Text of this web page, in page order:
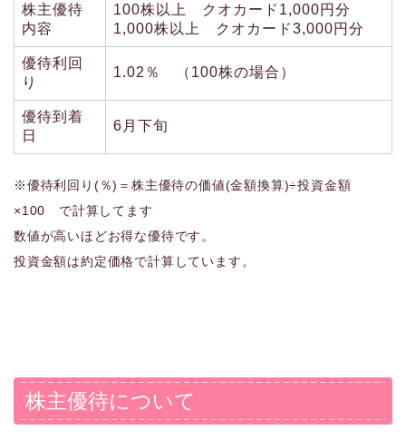
株主優待
内容
100株以上 クオカード1,000円分
1,000株以上 クオカード3,000円分
優待利回
り
1.02％ （100株の場合）
優待到着
日
6月下旬
※優待利回り(％)＝株主優待の価値(金額換算)÷投資金額
×100 で計算してます
数値が高いほどお得な優待です。
投資金額は約定価格で計算しています。
株主優待について